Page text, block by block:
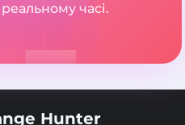
часі.
Hunter